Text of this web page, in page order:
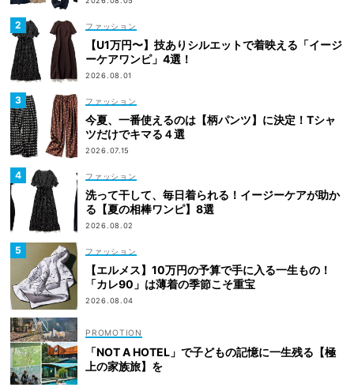
ファッション
【U1万円〜】技ありシルエットで着映える「イージ
ーケアワンピ」4選！
2026.08.01
ファッション
今夏、一番使えるのは【柄パンツ】に決定！Tシャ
ツだけでキマる４選
2026.07.15
ファッション
洗って干して、毎日着られる！イージーケアが助か
る【夏の相棒ワンピ】8選
2026.08.02
ファッション
【エルメス】10万円の予算で手に入る一生もの！
「カレ90」は薄着の季節こそ重宝
2026.08.04
「NOT A HOTEL」で子どもの記憶に一生残る【極
上の家族旅】を